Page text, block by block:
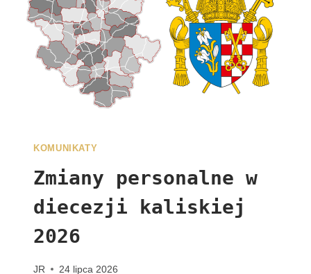
KOMUNIKATY
Zmiany personalne w
diecezji kaliskiej
2026
JR 24 lipca 2026